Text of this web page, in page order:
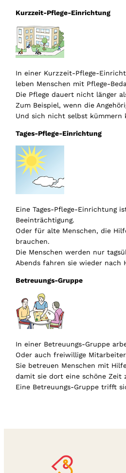
Kurzzeit-Pflege-Einrichtung
In einer Kurzzeit-Pflege-
leben Menschen mit Pflege-
Die Pflege dauert nicht länger
Zum Beispiel, wenn die
Und sich nicht selbst kümmern
Tages-Pflege-Einrichtung
Eine Tages-Pflege-Einrichtung
Beeinträchtigung.
Oder für alte Menschen, die
brauchen.
Die Menschen werden nur
Abends fahren sie wieder nach
Betreuungs-Gruppe
In einer Betreuungs-Gruppe
Oder auch freiwillige
Sie betreuen Menschen mit
damit sie dort eine schöne Zeit
Eine Betreuungs-Gruppe trifft